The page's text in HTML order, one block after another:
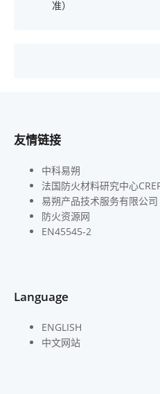
准）
友情链接
中科易朔
法国防火材料研究中心
易朔产品技术服务有限公司
防火资源网
EN45545-2
Language
ENGLISH
中文网站